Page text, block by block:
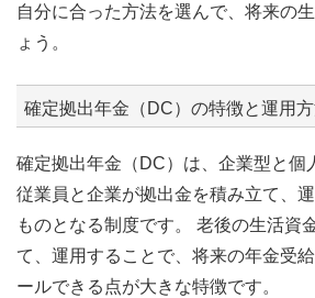
自分に合った方法を選んで、将来の
ょう。
確定拠出年金（DC）の特徴と運用
確定拠出年金（DC）は、企業型と個
従業員と企業が拠出金を積み立て、
ものとなる制度です。 老後の生活資
て、運用することで、将来の年金受
ールできる点が大きな特徴です。